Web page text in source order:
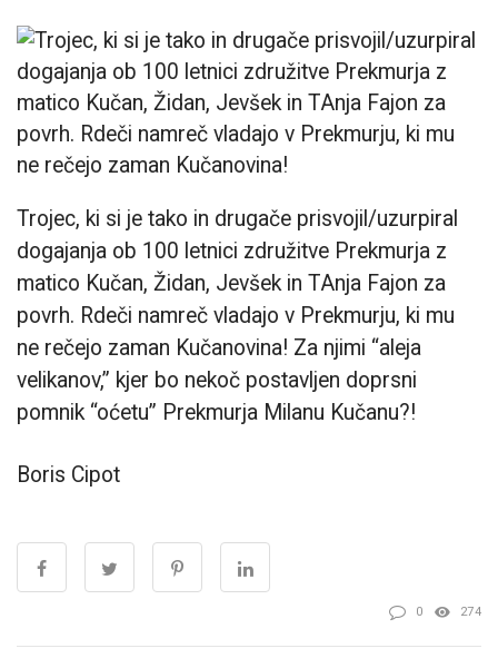
Trojec, ki si je tako in drugače prisvojil/uzurpiral
dogajanja ob 100 letnici združitve Prekmurja z
matico Kučan, Židan, Jevšek in TAnja Fajon za
povrh. Rdeči namreč vladajo v Prekmurju, ki mu
ne rečejo zaman Kučanovina! Za njimi “aleja
velikanov,” kjer bo nekoč postavljen doprsni
pomnik “oćetu” Prekmurja Milanu Kučanu?!
Boris Cipot
0 274